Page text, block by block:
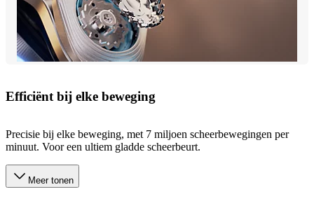
Efficiënt bij elke beweging
Precisie bij elke beweging, met 7 miljoen scheerbewegingen per
minuut. Voor een ultiem gladde scheerbeurt.
Meer tonen